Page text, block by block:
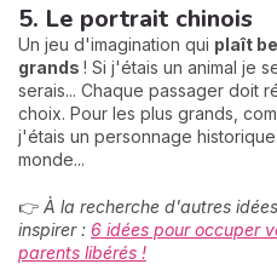
5. Le portrait chinois
Un jeu d'imagination qui plaît
grands ! Si j'étais un animal je
serais... Chaque passager doit
choix. Pour les plus grands,
j'étais un personnage
monde...
👉 À la recherche d'autres
inspirer : 6 idées pour occuper
parents libérés !